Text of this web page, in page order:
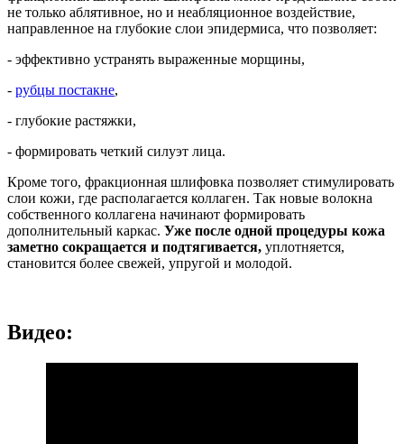
не только аблятивное, но и неабляционное воздействие,
направленное на глубокие слои эпидермиса, что позволяет:
- эффективно устранять выраженные морщины,
- рубцы постакне,
- глубокие растяжки,
- формировать четкий силуэт лица.
Кроме того, фракционная шлифовка позволяет стимулировать
слои кожи, где располагается коллаген. Так новые волокна
собственного коллагена начинают формировать
дополнительный каркас. Уже после одной процедуры кожа
заметно сокращается и подтягивается, уплотняется,
становится более свежей, упругой и молодой.
Видео: